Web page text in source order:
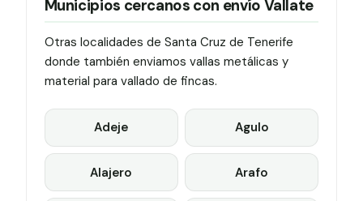
Municipios cercanos con envío Vallate
Otras localidades de Santa Cruz de Tenerife
donde también enviamos vallas metálicas y
material para vallado de fincas.
Adeje Agulo
Alajero Arafo